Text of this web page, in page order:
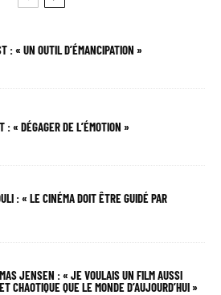
: « UN OUTIL D’ÉMANCIPATION »
: « DÉGAGER DE L’ÉMOTION »
: « LE CINÉMA DOIT ÊTRE GUIDÉ PAR
JENSEN : « JE VOULAIS UN FILM AUSSI
CHAOTIQUE QUE LE MONDE D’AUJOURD’HUI »